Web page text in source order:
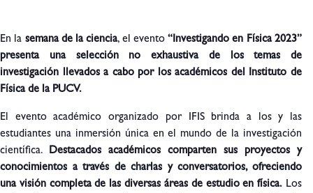
En la semana de la ciencia, el evento“Investigando en Física 2023”
presenta una selección no exhaustiva de los temas de
investigación llevados a cabo por los académicos del Instituto de
Física de la PUCV.
El evento académico organizado por IFIS brinda a los y las
estudiantes una inmersión única en el mundo de la investigación
científica. Destacados académicos comparten sus proyectos y
conocimientos a través de charlas y conversatorios, ofreciendo
una visión completa de las diversas áreas de estudio en física. Los